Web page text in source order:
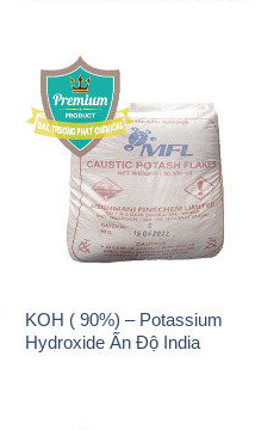
KOH ( 90%) – Potassium
Hydroxide Ấn Độ India